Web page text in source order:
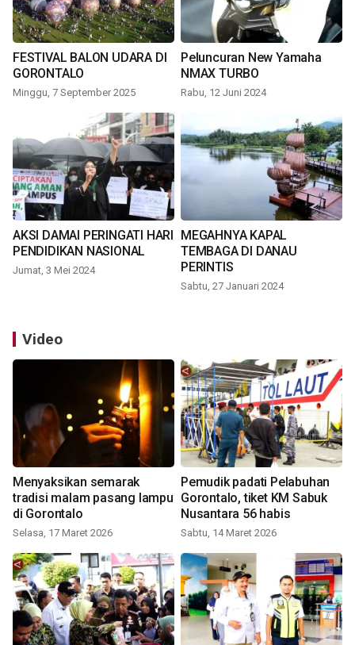
FESTIVAL BALON UDARA DI
GORONTALO
Minggu, 7 September 2025
Peluncuran New Yamaha
NMAX TURBO
Rabu, 12 Juni 2024
AKSI DAMAI PERINGATI HARI
PENDIDIKAN NASIONAL
Jumat, 3 Mei 2024
MEGAHNYA KAPAL
TEMBAGA DI DANAU
PERINTIS
Sabtu, 27 Januari 2024
Video
Menyaksikan semarak
tradisi malam pasang lampu
di Gorontalo
Selasa, 17 Maret 2026
Pemudik padati Pelabuhan
Gorontalo, tiket KM Sabuk
Nusantara 56 habis
Sabtu, 14 Maret 2026